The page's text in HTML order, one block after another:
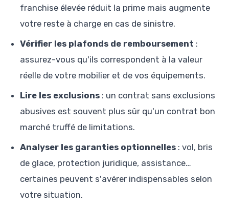
franchise élevée réduit la prime mais augmente
votre reste à charge en cas de sinistre.
Vérifier les plafonds de remboursement :
assurez-vous qu'ils correspondent à la valeur
réelle de votre mobilier et de vos équipements.
Lire les exclusions : un contrat sans exclusions
abusives est souvent plus sûr qu'un contrat bon
marché truffé de limitations.
Analyser les garanties optionnelles : vol, bris
de glace, protection juridique, assistance…
certaines peuvent s'avérer indispensables selon
votre situation.